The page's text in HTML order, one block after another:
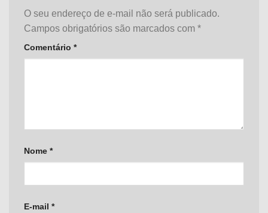
O seu endereço de e-mail não será publicado.
Campos obrigatórios são marcados com *
Comentário *
Nome *
E-mail *